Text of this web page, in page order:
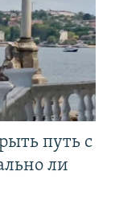
путь с
ли